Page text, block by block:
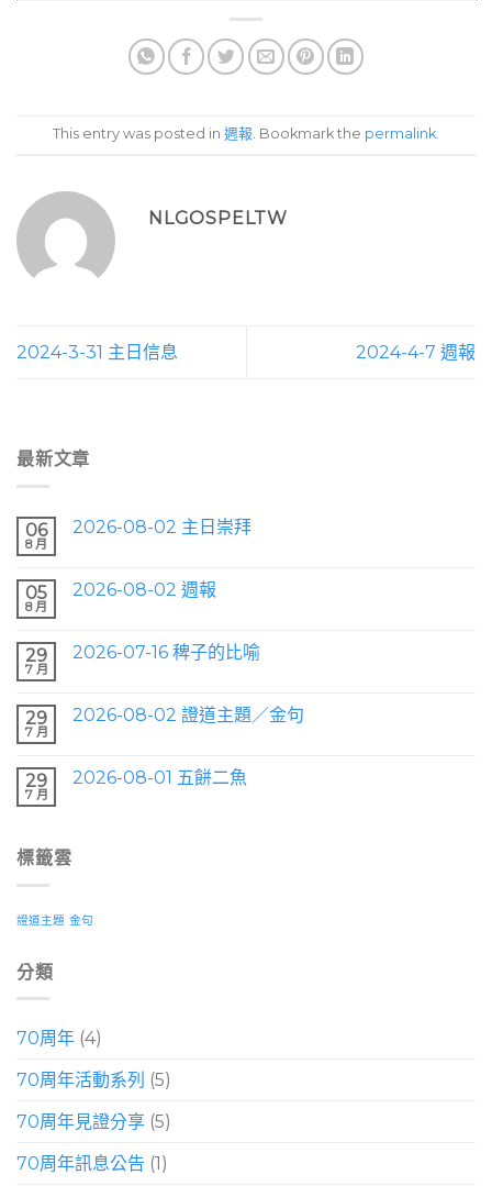
This entry was posted in 週報. Bookmark the permalink.
NLGOSPELTW
2024-3-31 主日信息 2024-4-7 週報
最新文章
06
8 月
2026-08-02 主日崇拜
05
8 月
2026-08-02 週報
29
7 月
2026-07-16 稗子的比喻
29
7 月
2026-08-02 證道主題／金句
29
7 月
2026-08-01 五餅二魚
標籤雲
證道主題 金句
分類
70周年 (4)
70周年活動系列 (5)
70周年見證分享 (5)
70周年訊息公告 (1)